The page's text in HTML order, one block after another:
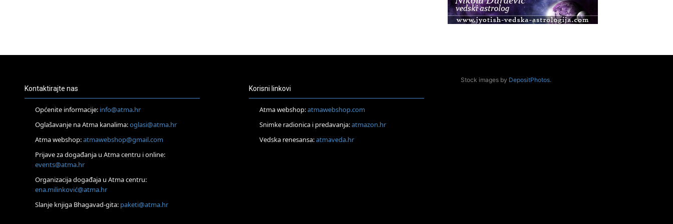
23.08.
Pula
Tečaj Višeg Vodstva, razvijanja intuicije i Akaša
Kontaktirajte nas
Općenite informacije: info@atma.hr
Oglašavanje na Atma kanalima:oglasi@atma.hr
Atma webshop:atmawebshop@gmail.com
Prijave za događanja u Atma centru i online:
events@atma.hr
Organizacija događaja u Atma centru:
ena.milinković@atma.hr
Slanje knjiga Bhagavad-gita: paketi@atma.hr
Korisni linkovi
Atma webshop:atmawebshop.com
Snimke radionica i predavanja:atmazon.hr
Vedska renesansa:atmaveda.hr
Stock images by DepositPhotos.